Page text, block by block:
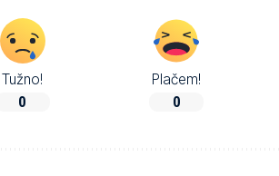
Tužno!
0
Plačem!
0